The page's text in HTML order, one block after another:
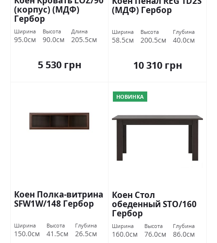
(корпус) (МДФ)
Гербор
Ширина
95.0см
Высота
90.0см
Длина
205.5см
5 530 грн
(МДФ) Гербор
Ширина
58.5см
Высота
200.5см
Глубина
40.0см
10 310 грн
Коен Полка-витрина
SFW1W/148 Гербор
Ширина
150.0см
Высота
41.5см
Глубина
26.5см
НОВИНКА
Коен Стол
обеденный STO/160
Гербор
Ширина
160.0см
Высота
76.0см
Глубина
86.0см